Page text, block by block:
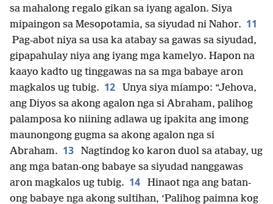
sa mahalong regalo gikan sa iyang agalon. Siya
mipaingon sa Mesopotamia, sa siyudad ni Nahor. 11
Pag-abot niya sa usa ka atabay sa gawas sa siyudad,
gipapahulay niya ang iyang mga kamelyo. Hapon na
kaayo kadto ug tinggawas na sa mga babaye aron
magkalos ug tubig. 12
Unya siya miampo: “Jehova,
ang Diyos sa akong agalon nga si Abraham, palihog
palamposa ko niining adlawa ug ipakita ang imong
maunongong gugma sa akong agalon nga si
Abraham. 13
Nagtindog ko karon duol sa atabay, ug
ang mga batan-ong babaye sa siyudad nanggawas
aron magkalos ug tubig. 14
Hinaot nga ang batan-
ong babaye nga akong sultihan, ‘Palihog paimna kog